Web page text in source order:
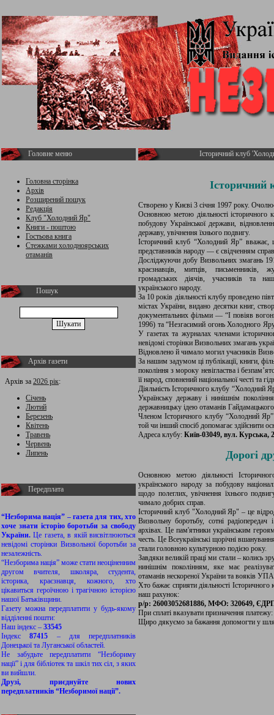
Головне меню
Головна сторінка
Архів
Розширений пошук
Редакція
Клуб "Холодний Яр"
Книги - поштою
Гостьова книга
Стежками холодноярських
отаманів
Пошук
Архів газети
Архів за 2026 рік:
Січень
Лютий
Березень
Квітень
Травень
Червень
Липень
Передплата
“Незборима нація” – газета для тих, хто
хоче знати історію боротьби за свободу
України.Це газета, в якій висвітлюються
невідомі сторінки Визвольної боротьби за
незалежність.
“Незборима нація” може стати неоціненним
другом вчителя, школяра, студента,
історика, краєзнавця, кожного, хто
цікавиться героїчною і трагічною історією
нашої Батьківщини.
Газету можна передплатити у будь-якому
відділенні пошти:
Наш індекс – 33545
Індекс87415 – для передплатників
Донецької та Луганської областей.
Не забудьте передплатити “Незбориму
нації” і для бібліотек та шкіл тих сіл, з яких
ви вийшли.
Друзі, приєднуйте нових
передплатників “Незборимої нації”.
Історичний клуб
Історичний
Створено у Києві 3 січня 1997 року.
Основною метою діяльності історичного
побудову Української держави,
державу, увічнення їхнього подвигу.
Історичний клуб “Холодний Яр”
представників народу — є свідченням
Досліджуючи добу Визвольних змагань
краєзнавців, митців, письменників,
громадських діячів, учасників та
українського народу.
За 10 років діяльності клубу проведено
містах України, видано десятки книг,
документальних фільми — “І повіяв
1996) та “Незгасимий огонь Холодного
У газетах та журналах членами
невідомі сторінки Визвольних змагань
Відновлено й чимало могил учасників
За нашим задумом ці публікації, книги,
покоління з мороку невігластва і
її народ, сповнений національної честі та
Діяльність Історичного клубу “Холодний
Українську державу і нинішнім
державницьку ідею отаманів
Членом Історичного клубу “Холодний
той чи інший спосіб допомагає здійснити
Адреса клубу: Київ-03049, вул. Курська,
Дорогі
Основною метою діяльності
українського народу за побудову
щодо полеглих, увічнення їхнього
чимало добрих справ.
Історичний клуб "Холодний Яр" – це
Визвольну боротьбу, сотні
архівах. Це пам'ятники українським
честь. Це Всеукраїнські щорічні
стали головною культурною подією року.
Завдяки великій праці ми стали – колись
нинішнім поколінням, яке має
отаманів нескореної України та вояків
Хто бажає сприяти діяльності
наш рахунок:
р/р: 26003052681886, МФО: 320649,
При сплаті вказувати призначення
Щиро дякуємо за бажання допомогти у